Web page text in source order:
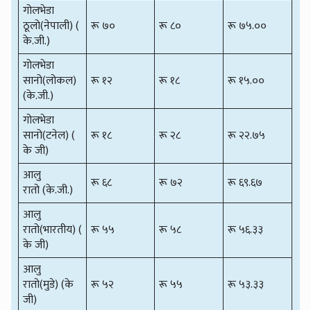
गोलभेडा
ठूलो(नेपाली) (
के.जी.)
रू ७० रू ८० रू ७५.००
गोलभेडा
सानो(लोकल)
(के.जी.)
रू १२ रू १८ रू १५.००
गोलभेडा
सानो(टनेल) (
के जी)
रू १८ रू २८ रू २२.७५
आलु
रातो (के.जी.)
रू ६८ रू ७२
रू ६९.६७
आलु
रातो(भारतीय) (
के जी)
रू ५५ रू ५८ रू ५६.३३
आलु
रातो(मुडे) (के
जी)
रू ५२ रू ५५ रू ५३.३३